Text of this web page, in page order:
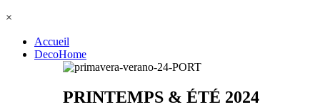
×
Accueil
DecoHome
PRINTEMPS & ÉTÉ 2024